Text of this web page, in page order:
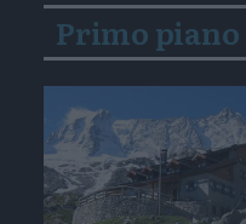
Primo piano